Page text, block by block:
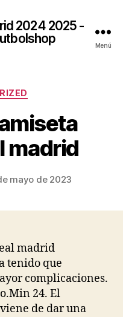
2024 2025 -
Menú
madrid
mayo de 2023
tenido que
complicaciones.
24. El
de dar una